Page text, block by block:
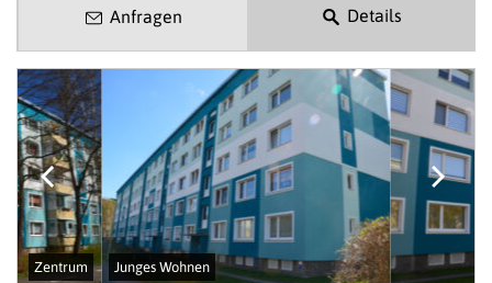
Anfragen Details
Zentrum Junges Wohnen